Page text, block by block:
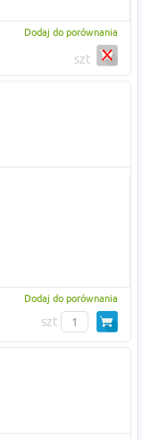
Dodaj do porównania
szt
Dodaj do porównania
szt